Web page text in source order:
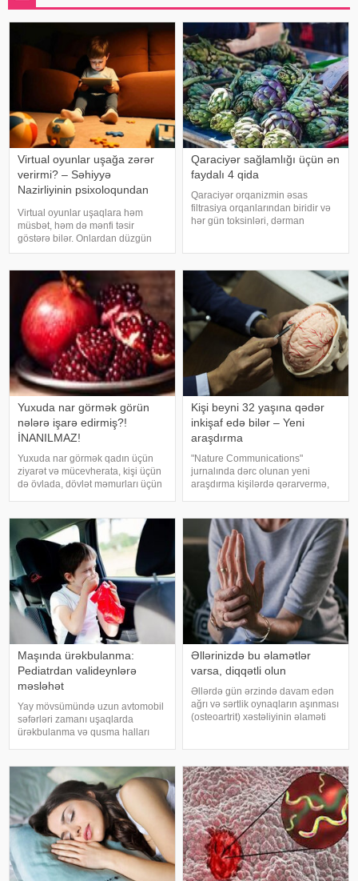
Virtual oyunlar uşağa zərər
verirmi? – Səhiyyə
Nazirliyinin psixoloqundan
Virtual oyunlar uşaqlara həm
müsbət, həm də mənfi təsir
göstərə bilər. Onlardan düzgün
rejimdə istifadə edildikdə zehni
artıq oynanılması fiziki və psixoloji
problemlərə səbəb ola bilər
Qaraciyər sağlamlığı üçün ən
faydalı 4 qida
Qaraciyər orqanizmin əsas
filtrasiya orqanlarından biridir və
hər gün toksinləri, dərman
federal ekspert onkologiya
klinikalar
Yuxuda nar görmək görün
nələrə işarə edirmiş?!
İNANILMAZ!
Yuxuda nar görmək qadın üçün
ziyarət və mücevherata, kişi üçün
də övlada, dövlət məmurları üçün
bərəkətinə, tacir üçün çox quru,
xalq üçün yaxşı bir idarəy
Kişi beyni 32 yaşına qədər
inkişaf edə bilər – Yeni
araşdırma
"Nature Communications"
jurnalında dərc olunan yeni
araşdırma kişilərdə qərarvermə,
olan beyin nahiyələrinin orta
hesabla 32 yaşına qədər inkişa
Maşında ürəkbulanma:
Pediatrdan valideynlərə
məsləhət
Yay mövsümündə uzun avtomobil
səfərləri zamanı uşaqlarda
ürəkbulanma və qusma halları
beynin gözlərdən və bədənin
hərəkətindən gələn siqnallar
arasındakı uyğunsuzluqda
Əllərinizdə bu əlamətlər
varsa, diqqətli olun
Əllərdə gün ərzində davam edən
ağrı və sərtlik oynaqların aşınması
(osteoartrit) xəstəliyinin əlaməti
yaranır. xəbər verir ki